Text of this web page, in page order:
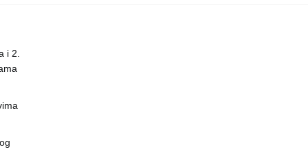
i 2.